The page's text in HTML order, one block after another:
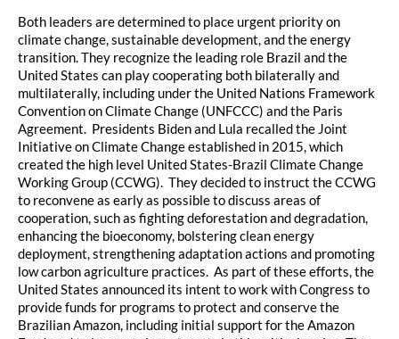
Both leaders are determined to place urgent priority on
climate change, sustainable development, and the energy
transition. They recognize the leading role Brazil and the
United States can play cooperating both bilaterally and
multilaterally, including under the United Nations Framework
Convention on Climate Change (UNFCCC) and the Paris
Agreement. Presidents Biden and Lula recalled the Joint
Initiative on Climate Change established in 2015, which
created the high level United States-Brazil Climate Change
Working Group (CCWG). They decided to instruct the CCWG
to reconvene as early as possible to discuss areas of
cooperation, such as fighting deforestation and degradation,
enhancing the bioeconomy, bolstering clean energy
deployment, strengthening adaptation actions and promoting
low carbon agriculture practices. As part of these efforts, the
United States announced its intent to work with Congress to
provide funds for programs to protect and conserve the
Brazilian Amazon, including initial support for the Amazon